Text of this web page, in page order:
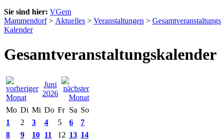
Sie sind hier: VGem
Mammendorf> Aktuelles > Veranstaltungen > Gesamtveranstaltungs
Kalender
Gesamtveranstaltungskalender
Juni
2026
Mo Di Mi Do Fr Sa So
1
2 3 4 5 6
7
8
9 10 11 12 13 14